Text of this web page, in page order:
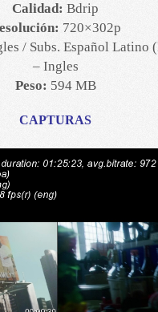
Calidad: Bdrip
720×302p
/ Subs. Español Latino
– Ingles
Peso: 594 MB
CAPTURAS